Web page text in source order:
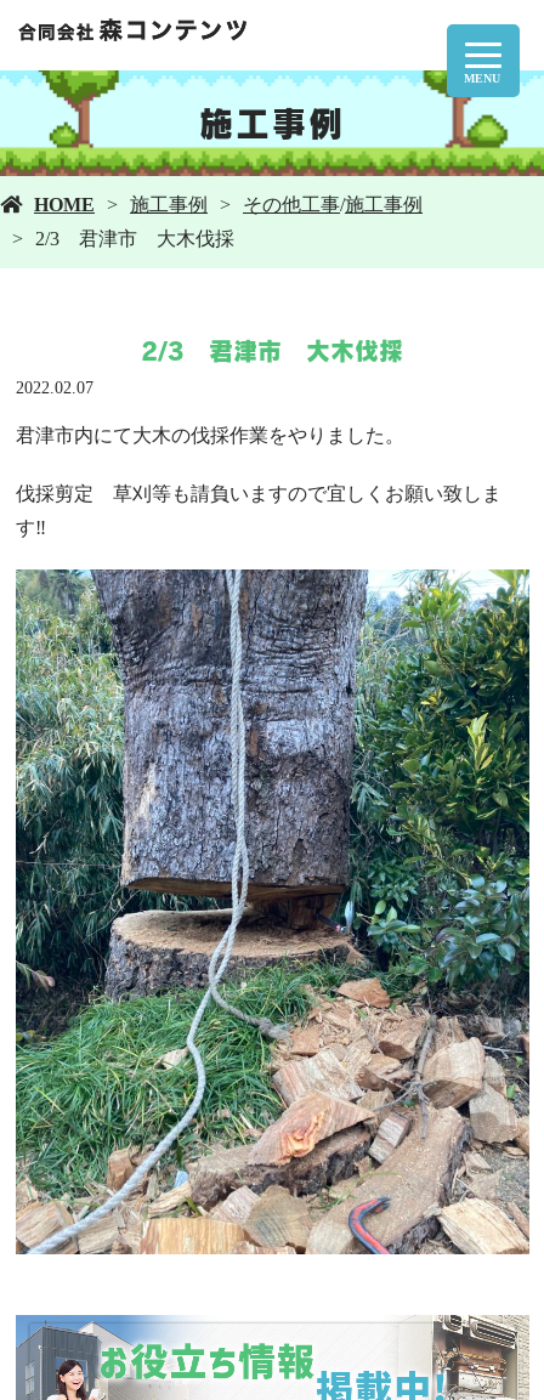
MENU
施工事例
HOME 施工事例 その他工事/施工事例
2/3 君津市 大木伐採
2/3 君津市 大木伐採
2022.02.07
君津市内にて大木の伐採作業をやりました。
伐採剪定 草刈等も請負いますので宜しくお願い致しま
す‼︎